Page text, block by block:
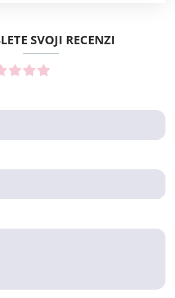
SVOJI RECENZI